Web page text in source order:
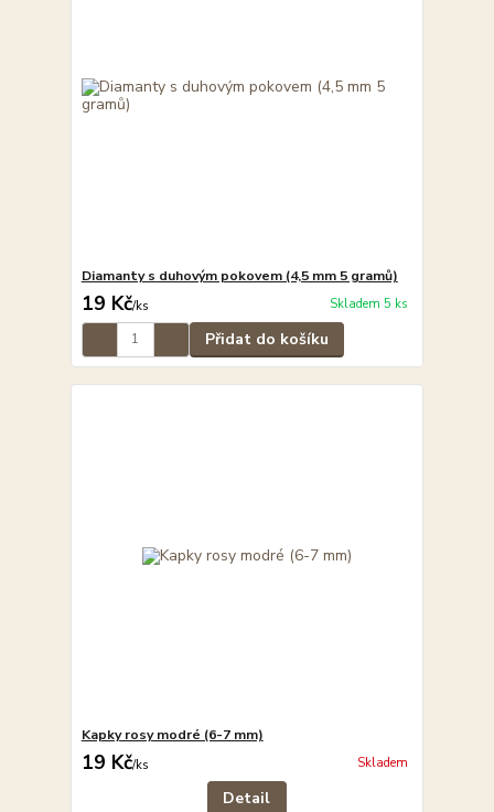
Diamanty s duhovým pokovem (4,5 mm 5 gramů)
19 Kč/ks Skladem 5 ks
Přidat do košíku
Kapky rosy modré (6-7 mm)
19 Kč/ks Skladem
Detail